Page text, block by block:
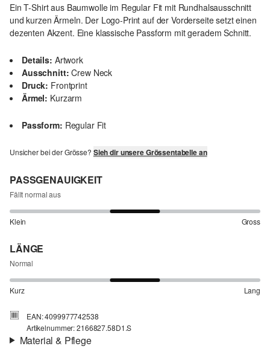
Ein T-Shirt aus Baumwolle im Regular Fit mit Rundhalsausschnitt
und kurzen Ärmeln. Der Logo-Print auf der Vorderseite setzt einen
dezenten Akzent. Eine klassische Passform mit geradem Schnitt.
Details: Artwork
Ausschnitt: Crew Neck
Druck: Frontprint
Ärmel: Kurzarm
Passform: Regular Fit
Unsicher bei der Grösse? Sieh dir unsere Grössentabelle an
PASSGENAUIGKEIT
Fällt normal aus
Klein Gross
LÄNGE
Normal
Kurz Lang
EAN: 4099977742538
Artikelnummer: 2166827.58D1.S
Material & Pflege